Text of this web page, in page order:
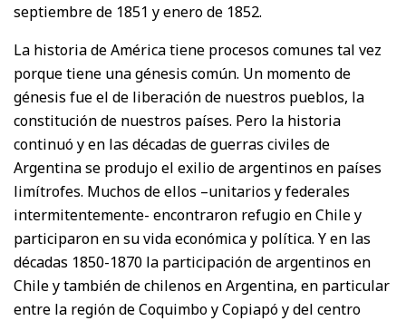
septiembre de 1851 y enero de 1852.
La historia de América tiene procesos comunes tal vez
porque tiene una génesis común. Un momento de
génesis fue el de liberación de nuestros pueblos, la
constitución de nuestros países. Pero la historia
continuó y en las décadas de guerras civiles de
Argentina se produjo el exilio de argentinos en países
limítrofes. Muchos de ellos –unitarios y federales
intermitentemente- encontraron refugio en Chile y
participaron en su vida económica y política. Y en las
décadas 1850-1870 la participación de argentinos en
Chile y también de chilenos en Argentina, en particular
entre la región de Coquimbo y Copiapó y del centro